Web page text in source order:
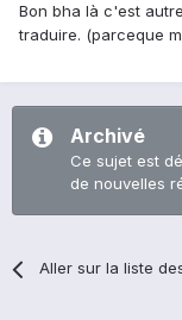
Bon bha là c'est
traduire. (parceque
Archivé
Ce sujet est
de nouvelles
Aller sur la liste